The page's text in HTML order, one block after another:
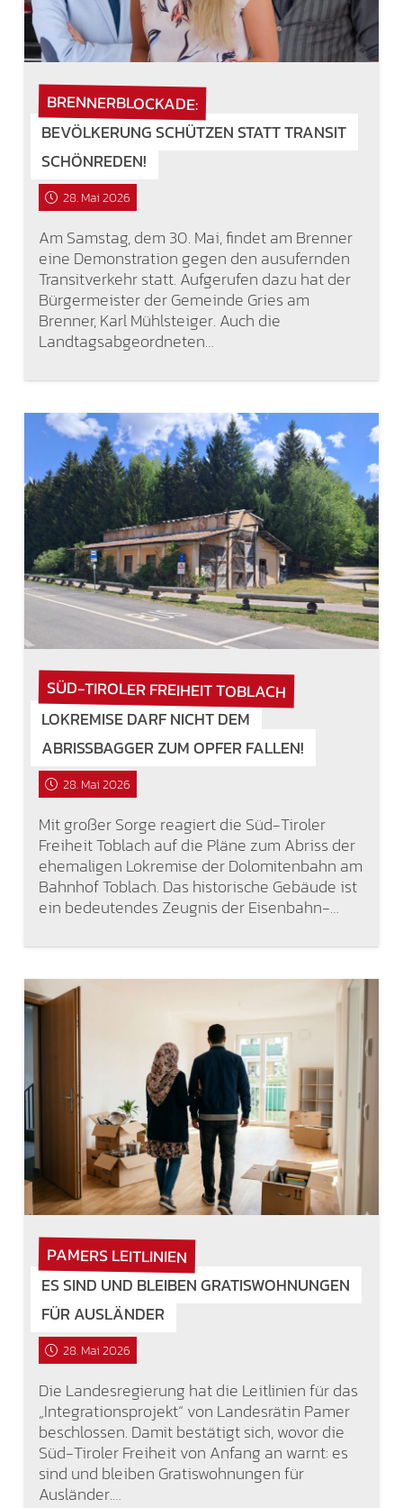
BRENNERBLOCKADE:
BEVÖLKERUNG SCHÜTZEN STATT TRANSIT
SCHÖNREDEN!
28. Mai 2026
Am Samstag, dem 30. Mai, findet am Brenner
eine Demonstration gegen den ausufernden
Transitverkehr statt. Aufgerufen dazu hat der
Bürgermeister der Gemeinde Gries am
Brenner, Karl Mühlsteiger. Auch die
Landtagsabgeordneten…
SÜD-TIROLER FREIHEIT TOBLACH
LOKREMISE DARF NICHT DEM
ABRISSBAGGER ZUM OPFER FALLEN!
28. Mai 2026
Mit großer Sorge reagiert die Süd-Tiroler
Freiheit Toblach auf die Pläne zum Abriss der
ehemaligen Lokremise der Dolomitenbahn am
Bahnhof Toblach. Das historische Gebäude ist
ein bedeutendes Zeugnis der Eisenbahn-…
PAMERS LEITLINIEN
ES SIND UND BLEIBEN GRATISWOHNUNGEN
FÜR AUSLÄNDER
28. Mai 2026
Die Landesregierung hat die Leitlinien für das
„Integrationsprojekt“ von Landesrätin Pamer
beschlossen. Damit bestätigt sich, wovor die
Süd-Tiroler Freiheit von Anfang an warnt: es
sind und bleiben Gratiswohnungen für
Ausländer.…